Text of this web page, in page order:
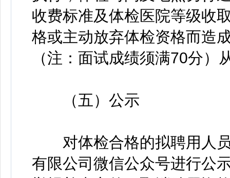
收费标准及体检医院等级收
格或主动放弃体检资格而造
（注：面试成绩须满70分）
（五）公示
对体检合格的拟聘用人员
有限公司微信公众号进行公